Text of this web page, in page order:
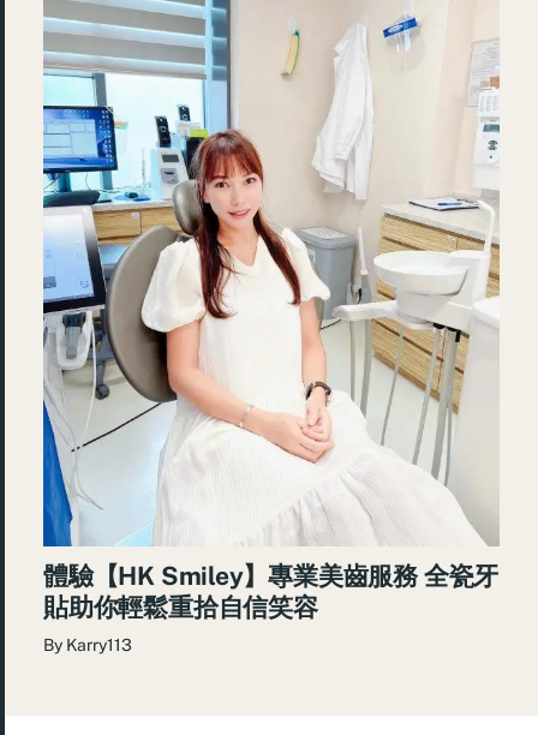
體驗【HK Smiley】專業美齒服務 全瓷牙
貼助你輕鬆重拾自信笑容
By Karry113